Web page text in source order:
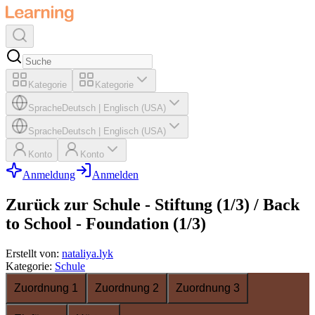
Kategorie Kategorie
SpracheDeutsch Englisch (USA)
SpracheDeutsch Englisch (USA)
Konto Konto
Anmeldung Anmelden
Zurück zur Schule - Stiftung (1/3) / Back
to School - Foundation (1/3)
Erstellt von: nataliya.lyk
Kategorie: Schule
Zuordnung 1
Zuordnung 2 Zuordnung 3